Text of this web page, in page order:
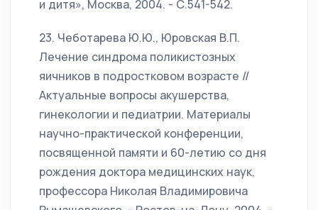
и дитя», Москва, 2004. - С.541-542.
23. Чеботарева Ю.Ю., Юровская В.П.
Лечение синдрома поликистозных
яичников в подростковом возрасте //
Актуальные вопросы акушерства,
гинекологии и педиатрии. Материалы
научно-практической конференции,
посвященной памяти и 60-летию со дня
рождения доктора медицинских наук,
профессора Николая Владимировича